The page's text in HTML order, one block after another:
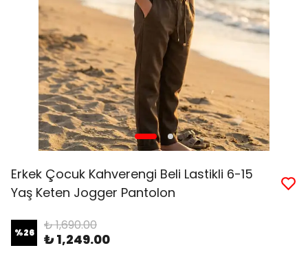
Erkek Çocuk Kahverengi Beli Lastikli 6-15
Yaş Keten Jogger Pantolon
%26 ₺ 1,690.00
₺ 1,249.00